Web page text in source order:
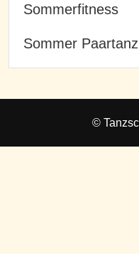
Sommerfitness
Sommer Paartanz
©